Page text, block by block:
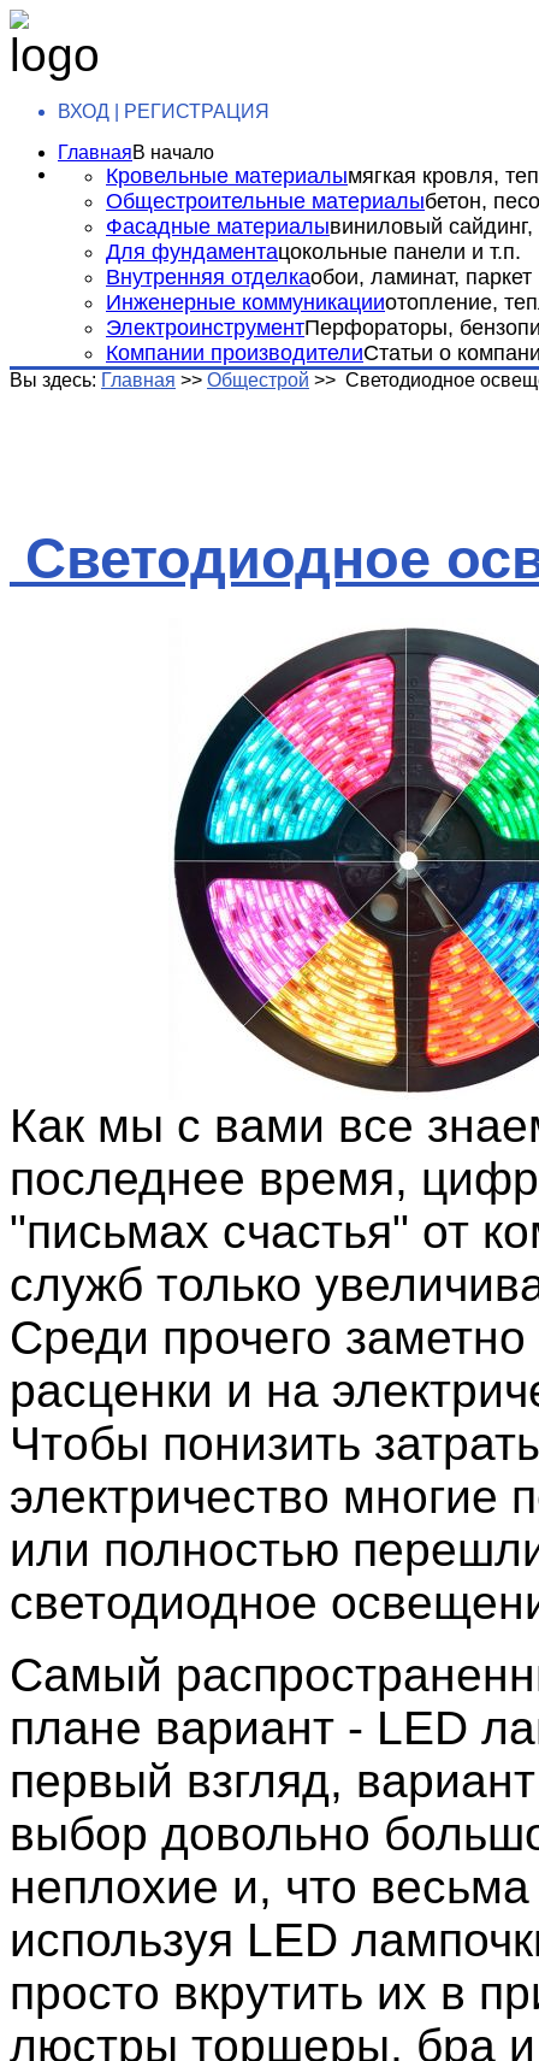
ВХОД | РЕГИСТРАЦИЯ
ГлавнаяВ начало
Кровельные материалымягкая кровля,
Общестроительные материалыбетон,
Фасадные материалывиниловый сайдинг,
Для фундаментацокольные панели и т.п.
Внутренняя отделкаобои, ламинат, паркет
Инженерные коммуникацииотопление,
ЭлектроинструментПерфораторы,
Компании производителиСтатьи о
Вы здесь: Главная >> Общестрой >> Светодиодное
Светодиодное
Как мы с вами все
последнее время,
"письмах счастья" от
служб только
Среди прочего заметно
расценки и на
Чтобы понизить
электричество многие
или полностью
светодиодное
Самый
плане вариант - LED
первый взгляд,
выбор довольно
неплохие и, что
используя LED
просто вкрутить их в
люстры торшеры, бра